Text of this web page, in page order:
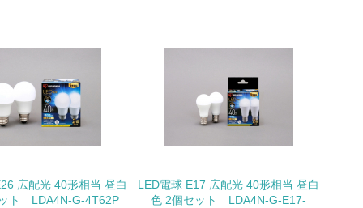
広配光 40形相当 昼白
ト LDA4N-G-4T62P
LED電球 E17 広配光 40形相当 昼白
色 2個セット LDA4N-G-E17-